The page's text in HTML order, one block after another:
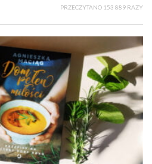
PRZECZYTANO 153 889 RAZY